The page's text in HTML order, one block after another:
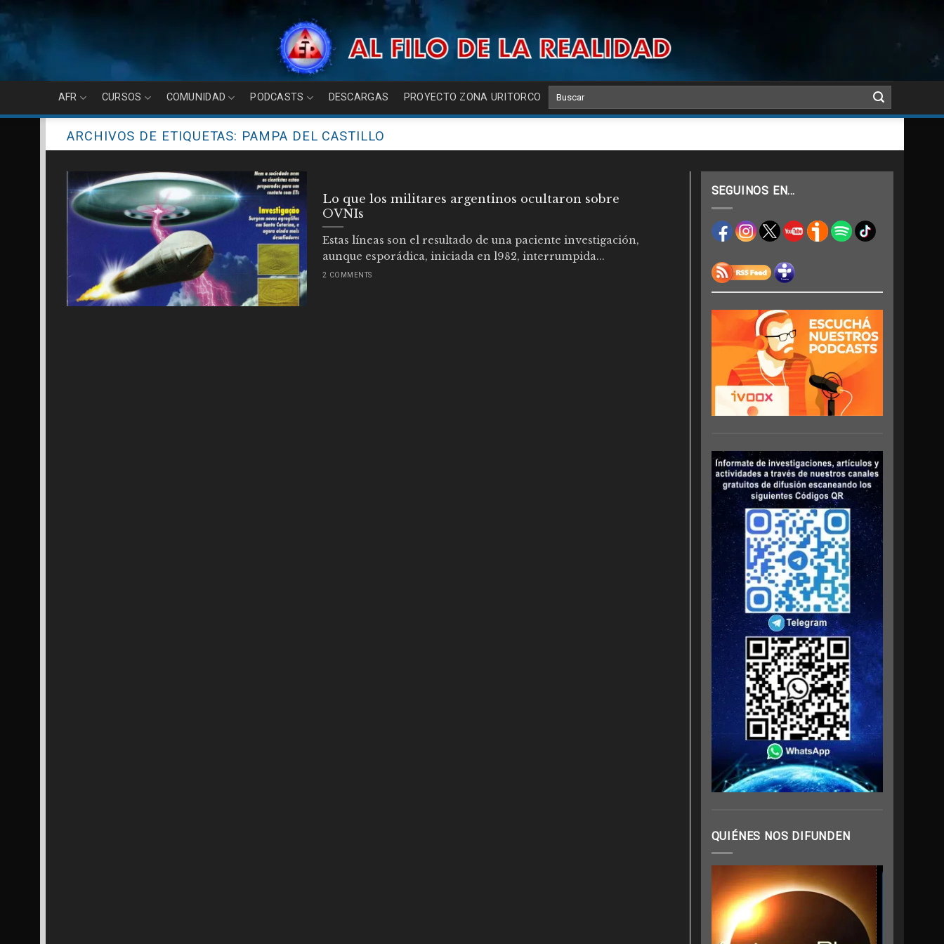
content
AFR CURSOS COMUNIDAD PODCASTS DESCARGAS PROYECTO ZONA URITORCO
ARCHIVOS DE ETIQUETAS: PAMPA DEL CASTILLO
Lo que los militares argentinos ocultaron sobre
OVNIs
Estas líneas son el resultado de una paciente investigación,
aunque esporádica, iniciada en l982, interrumpida...
2 COMMENTS
SEGUINOS EN…
QUIÉNES NOS DIFUNDEN